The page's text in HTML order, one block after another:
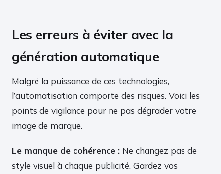
Les erreurs à éviter avec la
génération automatique
Malgré la puissance de ces technologies,
l’automatisation comporte des risques. Voici les
points de vigilance pour ne pas dégrader votre
image de marque.
Le manque de cohérence : Ne changez pas de
style visuel à chaque publicité. Gardez vos